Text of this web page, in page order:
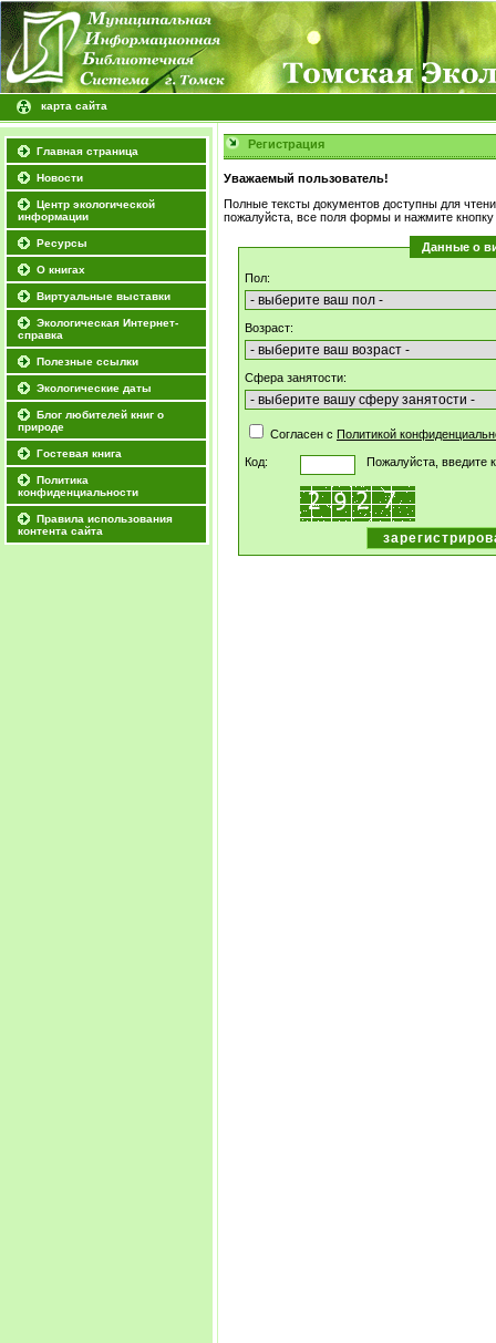
карта сайта
Главная страница
Новости
Центр экологической
информации
Ресурсы
О книгах
Виртуальные выставки
Экологическая Интернет-
справка
Полезные ссылки
Экологические даты
Блог любителей книг о
природе
Гостевая книга
Политика
конфиденциальности
Правила использования
контента сайта
Регистрация
Уважаемый пользователь!
Полные тексты документов доступны для
пожалуйста, все поля формы и нажмите кнопку
Данные о
Пол:
Возраст:
Сфера занятости:
Согласен с Политикой
Код: Пожалуйста, введите